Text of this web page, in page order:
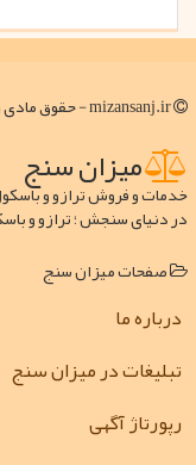
میزان سنج
خدمات و فروش ترازو و
در دنیای سنجش ؛ ترازو و
صفحات میزان سنج
درباره ما
تبلیغات در میزان سنج
رپورتاژ آگهی